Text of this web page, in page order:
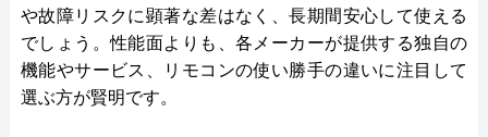
や故障リスクに顕著な差はなく、長期間安心して使える
でしょう。性能面よりも、各メーカーが提供する独自の
機能やサービス、リモコンの使い勝手の違いに注目して
選ぶ方が賢明です。